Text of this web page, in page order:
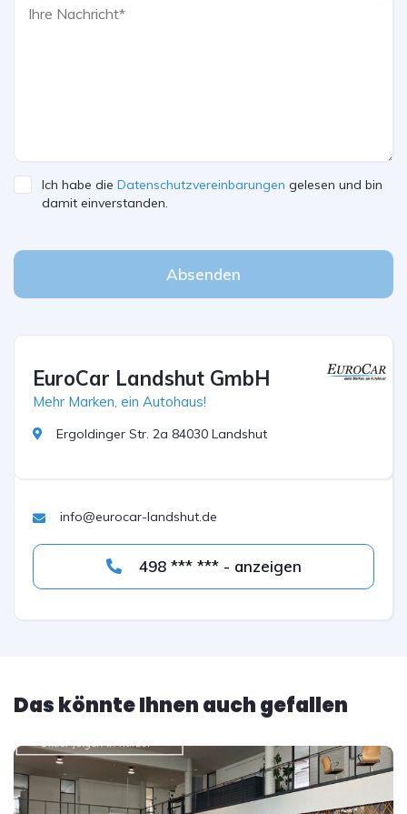
Ich habe die Datenschutzvereinbarungen gelesen und bin
damit einverstanden.
Absenden
EuroCar Landshut GmbH
Mehr Marken, ein Autohaus!
Ergoldinger Str. 2a 84030 Landshut
info@eurocar-landshut.de
498 *** *** - anzeigen
Das könnte Ihnen auch gefallen